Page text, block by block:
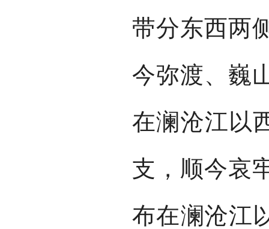
带分东西两
今弥渡、巍
在澜沧江以
支，顺今哀
布在澜沧江